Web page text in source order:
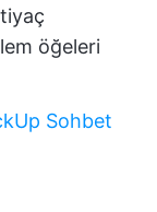
öğeleri
Sohbet